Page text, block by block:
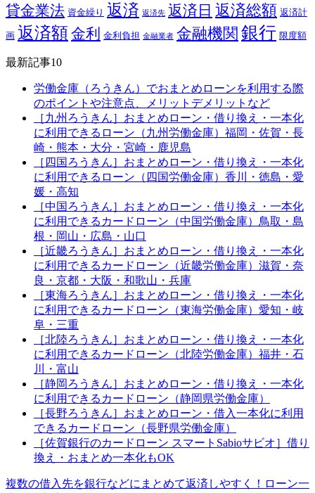
貸金業法 資金繰り 返済 返済先 返済日 返済総額 返済計
画 返済額金利 金利負担 金融業者 金融機関 銀行 限度額
最新記事10
労働金庫（ろうきん）でおまとめローンを利用する際
のポイントや注意点、メリットデメリットなど
［九州ろうきん］おまとめローン・借り換え・一本化
に利用できるローン（九州労働金庫）福岡・佐賀・長
崎・熊本・大分・宮崎・鹿児島
［四国ろうきん］おまとめローン・借り換え・一本化
に利用できるローン（四国労働金庫）香川・徳島・愛
媛・高知
［中国ろうきん］おまとめローン・借り換え・一本化
に利用できるカードローン（中国労働金庫）鳥取・島
根・岡山・広島・山口
［近畿ろうきん］おまとめローン・借り換え・一本化
に利用できるカードローン（近畿労働金庫）滋賀・奈
良・京都・大阪・和歌山・兵庫
［東海ろうきん］おまとめローン・借り換え・一本化
に利用できるカードローン（東海労働金庫）愛知・岐
阜・三重
［北陸ろうきん］おまとめローン・借り換え・一本化
に利用できるカードローン（北陸労働金庫）福井・石
川・富山
［静岡ろうきん］おまとめローン・借り換え・一本化
に利用できるカードローン（静岡県労働金庫）
［長野ろうきん］おまとめローン・借入一本化に利用
できるカードローン（長野県労働金庫）
［佐賀銀行のカードローン スマートSabioサビオ］借り
換え・おまとめ一本化もOK
複数の借入先を銀行などにまとめて返済しやすく！ローン一